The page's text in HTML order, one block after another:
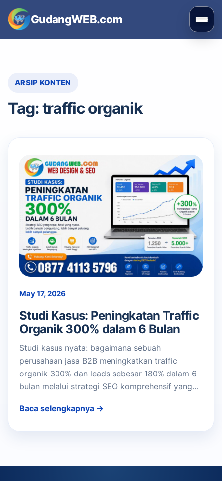
content
GudangWEB.com
Buka
ARSIP KONTEN
Tag:traffic organik
May 17, 2026
Studi Kasus: Peningkatan Traffic
Organik 300% dalam 6 Bulan
Studi kasus nyata: bagaimana sebuah
perusahaan jasa B2B meningkatkan traffic
organik 300% dan leads sebesar 180% dalam 6
bulan melalui strategi SEO komprehensif yang…
Baca selengkapnya →